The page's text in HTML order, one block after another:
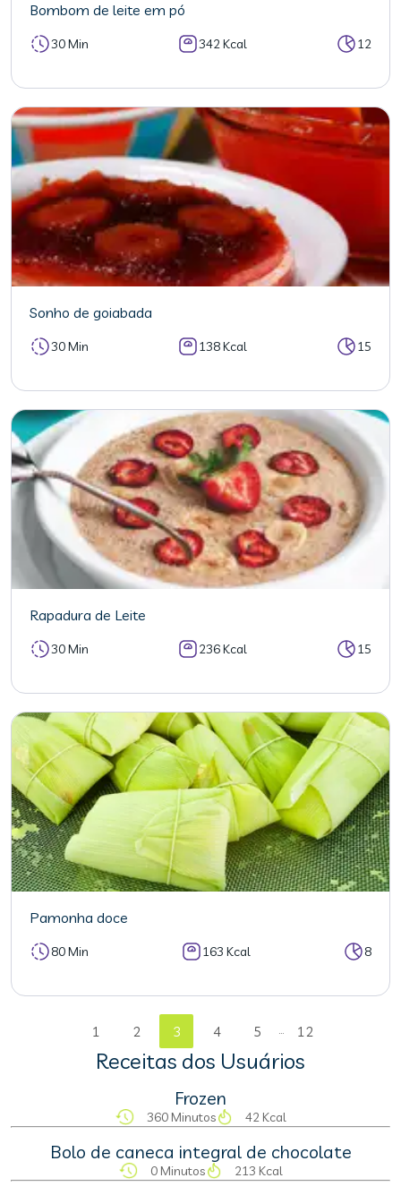
Bombom de leite em pó
30 Min 342 Kcal 12
Sonho de goiabada
30 Min 138 Kcal 15
Rapadura de Leite
30 Min 236 Kcal 15
Pamonha doce
80 Min 163 Kcal 8
1 2 3 4 5 ... 12
Receitas dos Usuários
Frozen
360 Minutos 42 Kcal
Bolo de caneca integral de chocolate
0 Minutos 213 Kcal